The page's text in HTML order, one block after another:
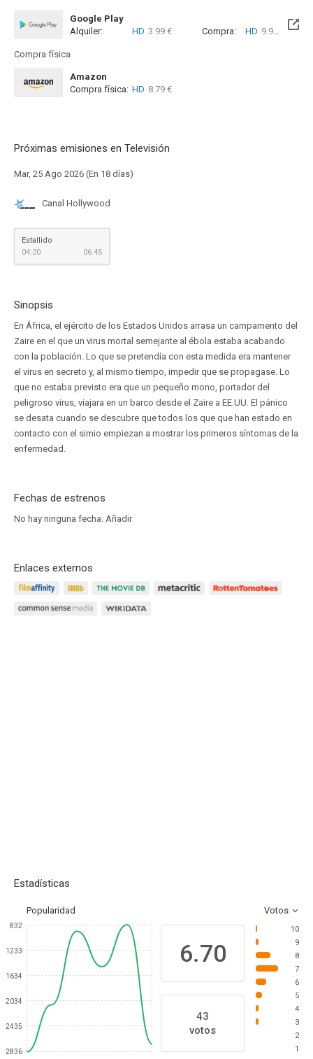
Google Play
Alquiler:
HD 3.99 € Compra: HD 9.99 €
Compra física
Amazon
Compra física: HD 8.79 €
Próximas emisiones en Televisión
Mar, 25 Ago 2026 (En 18 días)
Canal Hollywood
Estallido
04:20
06:45
Sinopsis
En África, el ejército de los Estados Unidos arrasa un campamento del
Zaire en el que un virus mortal semejante al ébola estaba acabando
con la población. Lo que se pretendía con esta medida era mantener
el virus en secreto y, al mismo tiempo, impedir que se propagase. Lo
que no estaba previsto era que un pequeño mono, portador del
peligroso virus, viajara en un barco desde el Zaire a EE.UU. El pánico
se desata cuando se descubre que todos los que que han estado en
contacto con el simio empiezan a mostrar los primeros síntomas de la
enfermedad.
Fechas de estrenos
No hay ninguna fecha. Añadir
Enlaces externos
Estadísticas
Popularidad Votos
832
1233
1634
2034
2435
2836
6.70
43
votos
10
9
8
7
6
5
4
3
2
1